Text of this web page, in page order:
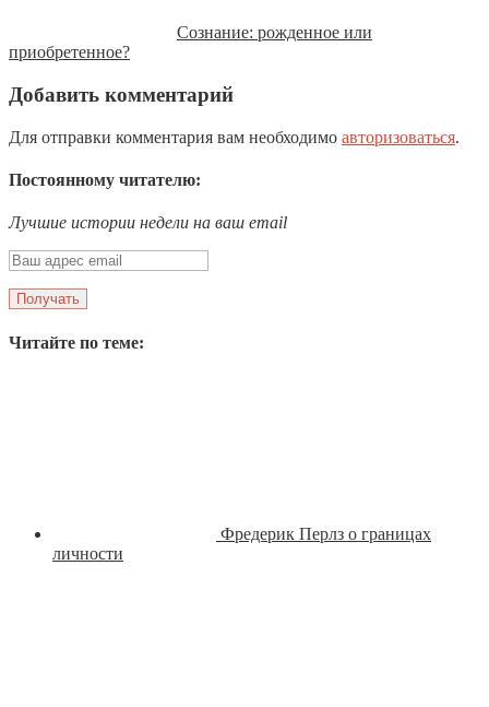
Сознание: рожденное или
приобретенное?
Добавить комментарий
Для отправки комментария вам необходимо авторизоваться.
Постоянному читателю:
Лучшие истории недели на ваш email
Читайте по теме:
Фредерик Перлз о границах
личности